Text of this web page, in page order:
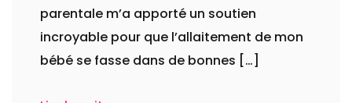
parentale m’a apporté un soutien
incroyable pour que l’allaitement de mon
bébé se fasse dans de bonnes […]